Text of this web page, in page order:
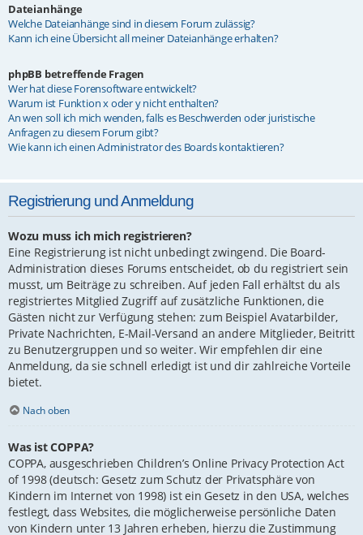
Dateianhänge
Welche Dateianhänge sind in diesem Forum zulässig?
Kann ich eine Übersicht all meiner Dateianhänge erhalten?
phpBB betreffende Fragen
Wer hat diese Forensoftware entwickelt?
Warum ist Funktion x oder y nicht enthalten?
An wen soll ich mich wenden, falls es Beschwerden oder juristische
Anfragen zu diesem Forum gibt?
Wie kann ich einen Administrator des Boards kontaktieren?
Registrierung und Anmeldung
Wozu muss ich mich registrieren?
Eine Registrierung ist nicht unbedingt zwingend. Die Board-
Administration dieses Forums entscheidet, ob du registriert sein
musst, um Beiträge zu schreiben. Auf jeden Fall erhältst du als
registriertes Mitglied Zugriff auf zusätzliche Funktionen, die
Gästen nicht zur Verfügung stehen: zum Beispiel Avatarbilder,
Private Nachrichten, E-Mail-Versand an andere Mitglieder, Beitritt
zu Benutzergruppen und so weiter. Wir empfehlen dir eine
Anmeldung, da sie schnell erledigt ist und dir zahlreiche Vorteile
bietet.
Nach oben
Was ist COPPA?
COPPA, ausgeschrieben Children’s Online Privacy Protection Act
of 1998 (deutsch: Gesetz zum Schutz der Privatsphäre von
Kindern im Internet von 1998) ist ein Gesetz in den USA, welches
festlegt, dass Websites, die möglicherweise persönliche Daten
von Kindern unter 13 Jahren erheben, hierzu die Zustimmung